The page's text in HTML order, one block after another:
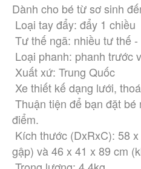
Dành cho bé từ sơ sinh
Loại tay đẩy: đẩy 1 chiều
Tư thế ngã: nhiều tư thế
Loại phanh: phanh trước
Xuất xứ: Trung Quốc
Xe thiết kế dạng lưới,
điểm.
gập) và 46 x 41 x 89 cm